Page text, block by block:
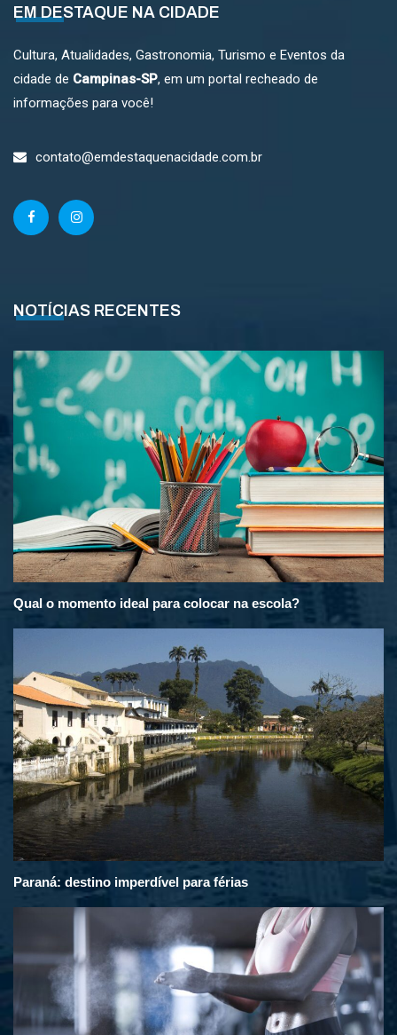
EM DESTAQUE NA CIDADE
Cultura, Atualidades, Gastronomia, Turismo e Eventos da
cidade de Campinas-SP, em um portal recheado de
informações para você!
contato@emdestaquenacidade.com.br
NOTÍCIAS RECENTES
Qual o momento ideal para colocar na escola?
Paraná: destino imperdível para férias